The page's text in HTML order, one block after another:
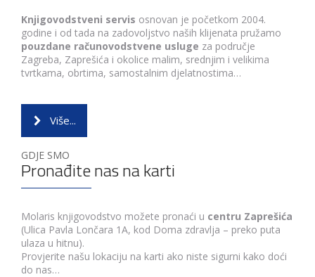
Knjigovodstveni servis osnovan je početkom 2004.
godine i od tada na zadovoljstvo naših klijenata pružamo
pouzdane računovodstvene usluge za područje
Zagreba, Zaprešića i okolice malim, srednjim i velikima
tvrtkama, obrtima, samostalnim djelatnostima…
Više...
GDJE SMO
Pronađite nas na karti
Molaris knjigovodstvo možete pronaći u centru Zaprešića
(Ulica Pavla Lončara 1A, kod Doma zdravlja – preko puta
ulaza u hitnu).
Provjerite našu lokaciju na karti ako niste sigurni kako doći
do nas…